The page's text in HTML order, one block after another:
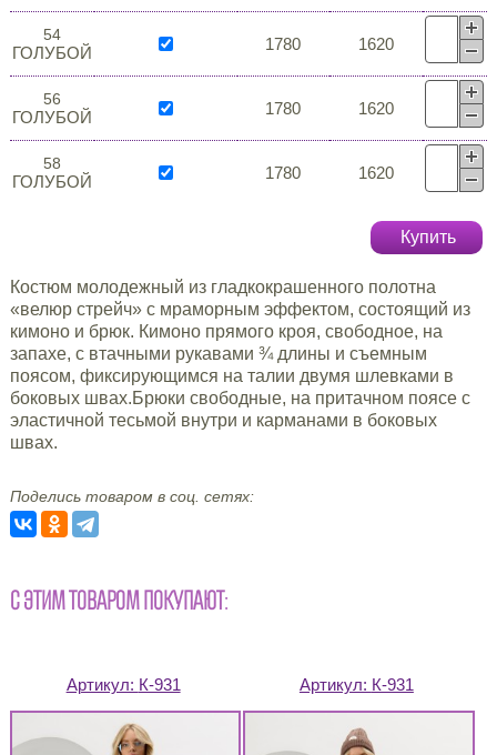
54
ГОЛУБОЙ 1780 1620
56
ГОЛУБОЙ 1780 1620
58
ГОЛУБОЙ 1780 1620
Купить
Костюм молодежный из гладкокрашенного полотна
«велюр стрейч» с мраморным эффектом, состоящий из
кимоно и брюк. Кимоно прямого кроя, свободное, на
запахе, с втачными рукавами ¾ длины и съемным
поясом, фиксирующимся на талии двумя шлевками в
боковых швах.Брюки свободные, на притачном поясе с
эластичной тесьмой внутри и карманами в боковых
швах.
Поделись товаром в соц. сетях:
С ЭТИМ ТОВАРОМ ПОКУПАЮТ:
Артикул: К-931 Артикул: К-931